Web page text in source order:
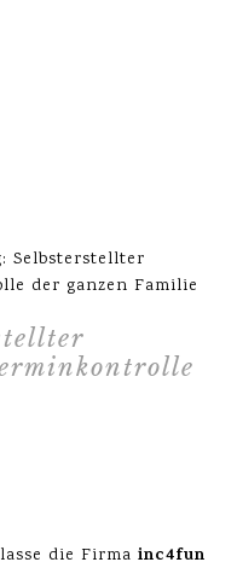
Selbsterstellter
der ganzen Familie
die Firma